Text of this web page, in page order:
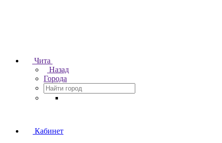
Чита
Назад
Города
Кабинет